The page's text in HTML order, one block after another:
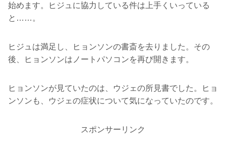
始めます。ヒジュに協力している件は上手くいっている
と……。
ヒジュは満足し、ヒョンソンの書斎を去りました。その
後、ヒョンソンはノートパソコンを再び開きます。
ヒョンソンが見ていたのは、ウジェの所見書でした。ヒョ
ンソンも、ウジェの症状について気になっていたのです。
スポンサーリンク